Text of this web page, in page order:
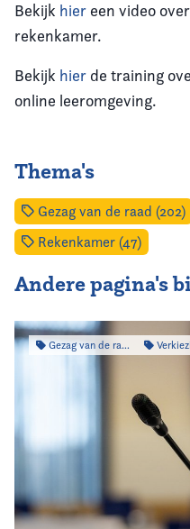
Bekijk hier een video
rekenkamer.
Bekijk hier de training
online leeromgeving.
Thema's
Gezag van de raad (202)
Rekenkamer (47)
Andere pagina's
Gezag van de raad